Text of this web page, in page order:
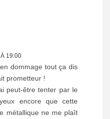
19:00
dommage tout ça dis
prometteur !
peut-être tenter par le
encore que cette
métallique ne me plaît